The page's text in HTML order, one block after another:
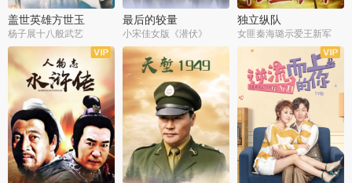
盖世英雄方世玉
杨子展十八般武艺
最后的较量
小宋佳女版《潜伏》
独立纵队
女匪秦海璐示爱王新军
全40集
全30集 全43集